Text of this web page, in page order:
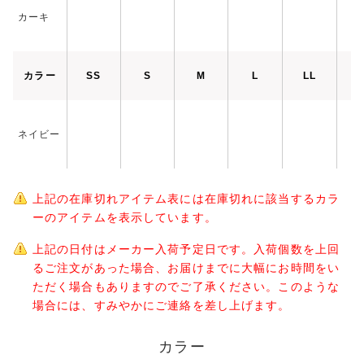
カーキ
カラー SS S M L LL
ネイビー
上記の在庫切れアイテム表には在庫切れに該当するカラ
ーのアイテムを表示しています。
上記の日付はメーカー入荷予定日です。入荷個数を上回
るご注文があった場合、お届けまでに大幅にお時間をい
ただく場合もありますのでご了承ください。このような
場合には、すみやかにご連絡を差し上げます。
カラー